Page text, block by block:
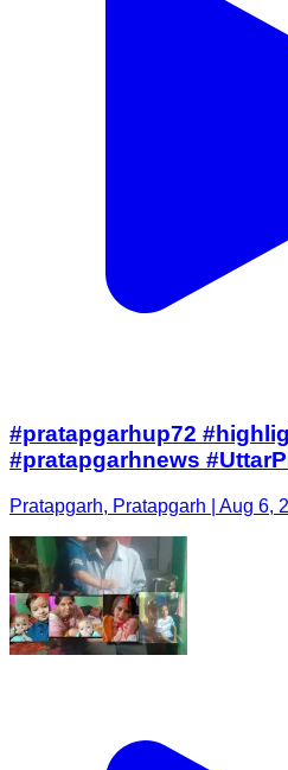
#pratapgarhup72
#pratapgarhnews
Pratapgarh, Pratapgarh | Aug 6,